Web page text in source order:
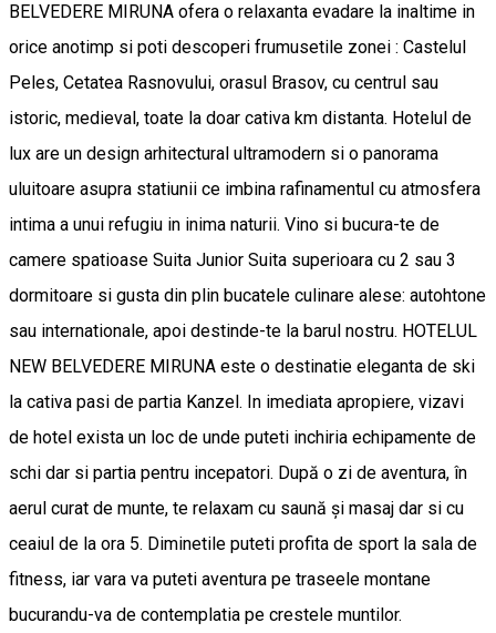
BELVEDERE MIRUNA ofera o relaxanta evadare la inaltime in
orice anotimp si poti descoperi frumusetile zonei : Castelul
Peles, Cetatea Rasnovului, orasul Brasov, cu centrul sau
istoric, medieval, toate la doar cativa km distanta. Hotelul de
lux are un design arhitectural ultramodern si o panorama
uluitoare asupra statiunii ce imbina rafinamentul cu atmosfera
intima a unui refugiu in inima naturii. Vino si bucura-te de
camere spatioase Suita Junior Suita superioara cu 2 sau 3
dormitoare si gusta din plin bucatele culinare alese: autohtone
sau internationale, apoi destinde-te la barul nostru. HOTELUL
NEW BELVEDERE MIRUNA este o destinatie eleganta de ski
la cativa pasi de partia Kanzel. In imediata apropiere, vizavi
de hotel exista un loc de unde puteti inchiria echipamente de
schi dar si partia pentru incepatori. După o zi de aventura, în
aerul curat de munte, te relaxam cu saună şi masaj dar si cu
ceaiul de la ora 5. Diminetile puteti profita de sport la sala de
fitness, iar vara va puteti aventura pe traseele montane
bucurandu-va de contemplatia pe crestele muntilor.